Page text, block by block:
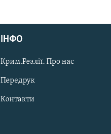
ІНФО
Крим.Реалії. Про нас
Передрук
Контакти